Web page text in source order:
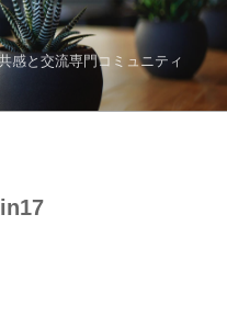
感と交流専門コミュニティ